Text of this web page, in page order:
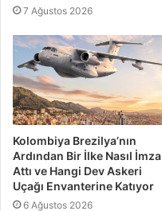
7 Ağustos 2026
Kolombiya Brezilya’nın
Ardından Bir İlke Nasıl İmza
Attı ve Hangi Dev Askeri
Uçağı Envanterine Katıyor
6 Ağustos 2026